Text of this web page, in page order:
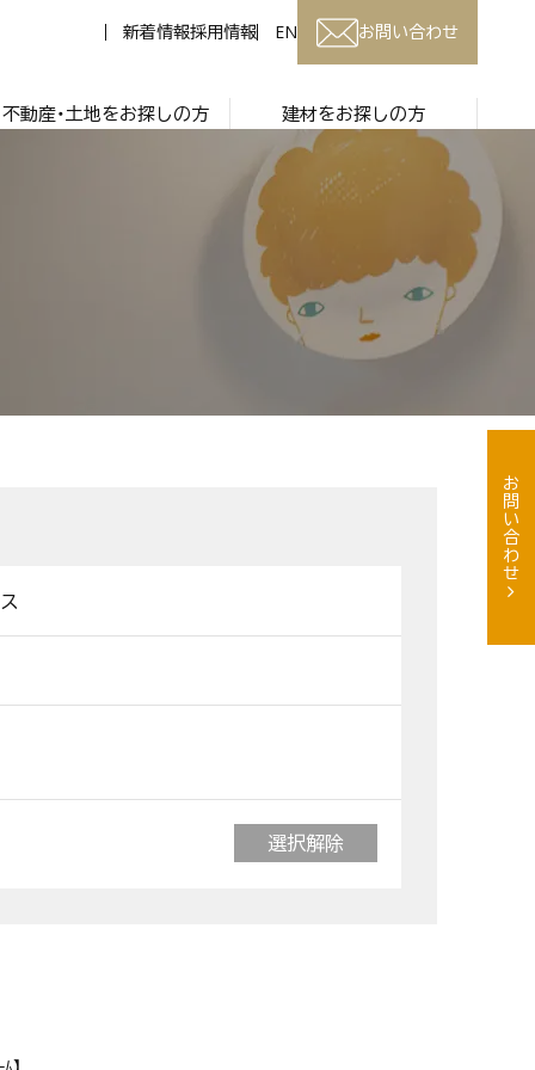
新着情報採用情報 EN お問い合わせ
不動産・土地をお探しの方 建材をお探しの方
選択解除
お問い合わせ